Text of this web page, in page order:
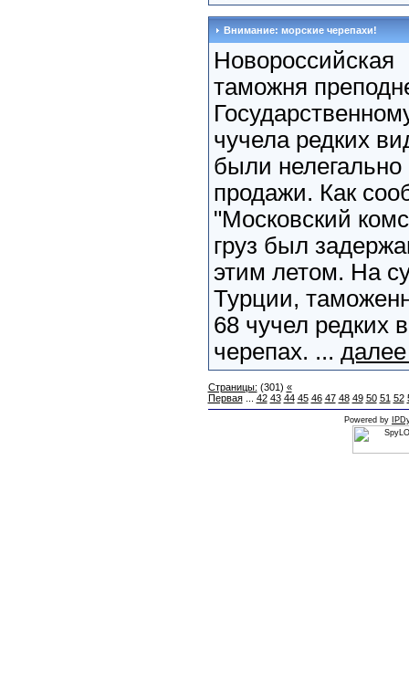
Внимание: морские черепахи!
Новороссийская
таможня
чучела редких
были
продажи. Как
"Московский
груз был
этим летом. На
Турции,
68 чучел редких
черепах. ...
Страницы: (301) «
Первая... 42 43 44 45 46 47 48 49 50 51 52
Powered by